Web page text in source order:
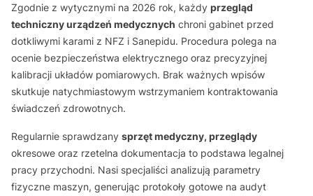
Zgodnie z wytycznymi na 2026 rok, każdy przegląd
techniczny urządzeń medycznych chroni gabinet przed
dotkliwymi karami z NFZ i Sanepidu. Procedura polega na
ocenie bezpieczeństwa elektrycznego oraz precyzyjnej
kalibracji układów pomiarowych. Brak ważnych wpisów
skutkuje natychmiastowym wstrzymaniem kontraktowania
świadczeń zdrowotnych.
Regularnie sprawdzany sprzęt medyczny, przeglądy
okresowe oraz rzetelna dokumentacja to podstawa legalnej
pracy przychodni. Nasi specjaliści analizują parametry
fizyczne maszyn, generując protokoły gotowe na audyt